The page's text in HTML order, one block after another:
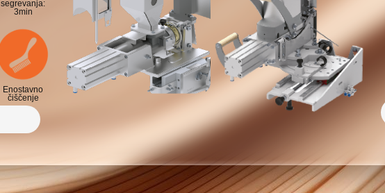
segrevanja:
3min
Enostavno
čiščenje